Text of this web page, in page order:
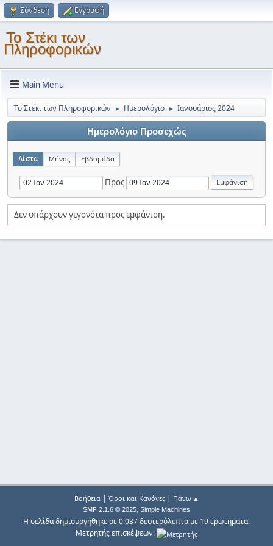
Σύνδεση Εγγραφή
Το Στέκι των
Πληροφορικών
Main Menu
Το Στέκι των Πληροφορικών ► Ημερολόγιο ► Ιανουάριος 2024
Ημερολόγιο Προσεχώς
Λίστα Μήνας Εβδομάδα
Προς
Δεν υπάρχουν γεγονότα προς εμφάνιση.
Βοήθεια| Όροι και Κανόνες| Πάνω ▲
SMF 2.1.6 © 2025, Simple Machines
Η σελίδα δημιουργήθηκε σε 0.037 δευτερόλεπτα με 19 ερωτήματα.
Μετρητής επισκέψεων: